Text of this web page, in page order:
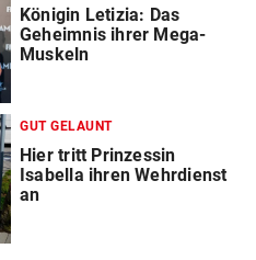
Königin Letizia: Das
Geheimnis ihrer Mega-
Muskeln
GUT GELAUNT
Hier tritt Prinzessin
Isabella ihren Wehrdienst
an